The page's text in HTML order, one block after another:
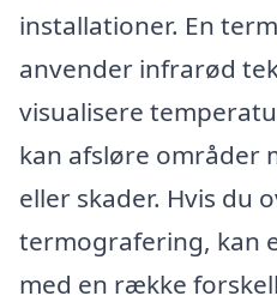
installationer. En
anvender infrarød
visualisere
kan afsløre områder
eller skader. Hvis du
termografering, kan
med en række